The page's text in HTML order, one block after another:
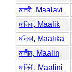
মালবী, Maalavi
মালিক, Maalik
মলিকা, Maalika
মালীন, Maalin
মালিনী, Maalini